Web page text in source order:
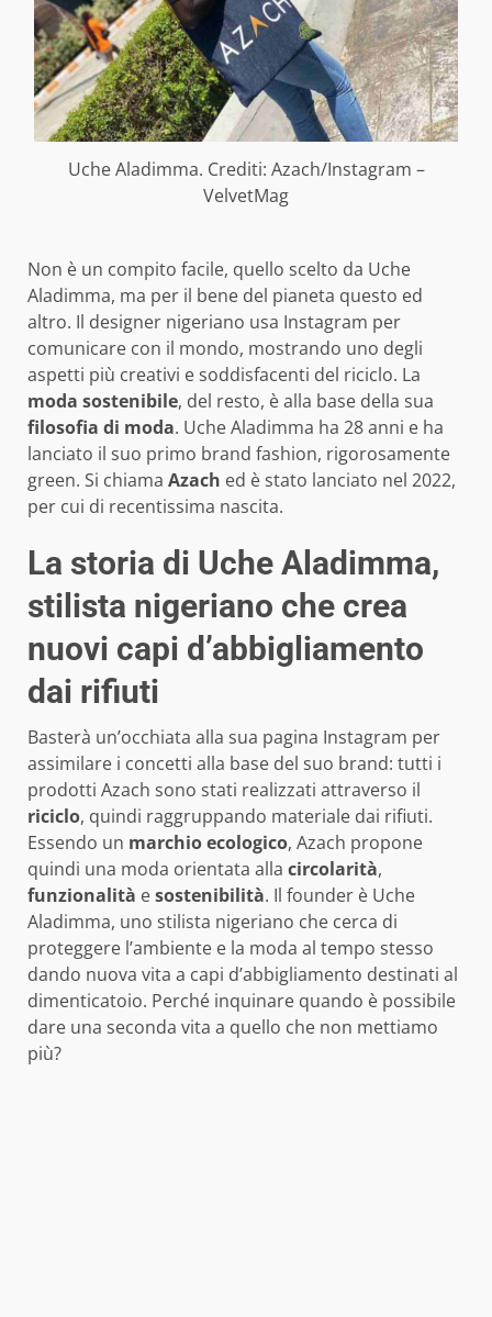
Uche Aladimma. Crediti: Azach/Instagram –
VelvetMag
Non è un compito facile, quello scelto da Uche
Aladimma, ma per il bene del pianeta questo ed
altro. Il designer nigeriano usa Instagram per
comunicare con il mondo, mostrando uno degli
aspetti più creativi e soddisfacenti del riciclo. La
moda sostenibile, del resto, è alla base della sua
filosofia di moda. Uche Aladimma ha 28 anni e ha
lanciato il suo primo brand fashion, rigorosamente
green. Si chiama Azach ed è stato lanciato nel 2022,
per cui di recentissima nascita.
La storia di Uche Aladimma,
stilista nigeriano che crea
nuovi capi d’abbigliamento
dai rifiuti
Basterà un’occhiata alla sua pagina Instagram per
assimilare i concetti alla base del suo brand: tutti i
prodotti Azach sono stati realizzati attraverso il
riciclo, quindi raggruppando materiale dai rifiuti.
Essendo un marchio ecologico, Azach propone
quindi una moda orientata alla circolarità,
funzionalità esostenibilità. Il founder è Uche
Aladimma, uno stilista nigeriano che cerca di
proteggere l’ambiente e la moda al tempo stesso
dando nuova vita a capi d’abbigliamento destinati al
dimenticatoio. Perché inquinare quando è possibile
dare una seconda vita a quello che non mettiamo
più?